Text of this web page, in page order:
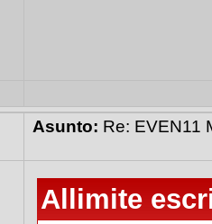
Asunto: Re: EVEN11
Allimite